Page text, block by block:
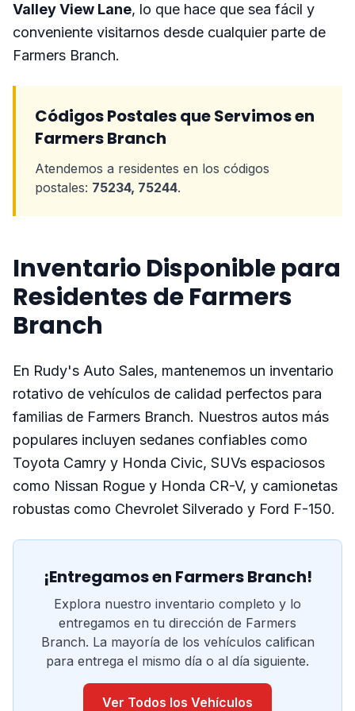
Valley View Lane, lo que hace que sea fácil y
conveniente visitarnos desde cualquier parte de
Farmers Branch.
Códigos Postales que Servimos en
Farmers Branch
Atendemos a residentes en los códigos
postales: 75234, 75244.
Inventario Disponible para
Residentes de Farmers
Branch
En Rudy's Auto Sales, mantenemos un inventario
rotativo de vehículos de calidad perfectos para
familias de Farmers Branch. Nuestros autos más
populares incluyen sedanes confiables como
Toyota Camry y Honda Civic, SUVs espaciosos
como Nissan Rogue y Honda CR-V, y camionetas
robustas como Chevrolet Silverado y Ford F-150.
¡Entregamos en Farmers Branch!
Explora nuestro inventario completo y lo
entregamos en tu dirección de Farmers
Branch. La mayoría de los vehículos califican
para entrega el mismo día o al día siguiente.
Ver Todos los Vehículos